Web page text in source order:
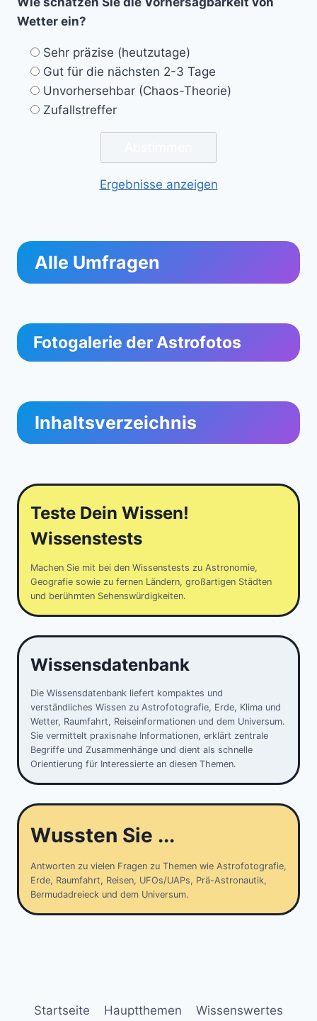
Wetter ein?
Sehr präzise (heutzutage)
Gut für die nächsten 2-3 Tage
Unvorhersehbar (Chaos-Theorie)
Zufallstreffer
Ergebnisse anzeigen
Alle Umfragen
Fotogalerie der Astrofotos
Inhaltsverzeichnis
Teste Dein Wissen!
Wissenstests
Machen Sie mit bei den Wissenstests zu Astronomie,
Geografie sowie zu fernen Ländern, großartigen Städten
und berühmten Sehenswürdigkeiten.
Wissensdatenbank
Die Wissensdatenbank liefert kompaktes und
verständliches Wissen zu Astrofotografie, Erde, Klima und
Wetter, Raumfahrt, Reiseinformationen und dem Universum.
Sie vermittelt praxisnahe Informationen, erklärt zentrale
Begriffe und Zusammenhänge und dient als schnelle
Orientierung für Interessierte an diesen Themen.
Wussten Sie ...
Antworten zu vielen Fragen zu Themen wie Astrofotografie,
Erde, Raumfahrt, Reisen, UFOs/UAPs, Prä-Astronautik,
Bermudadreieck und dem Universum.
Startseite Hauptthemen Wissenswertes